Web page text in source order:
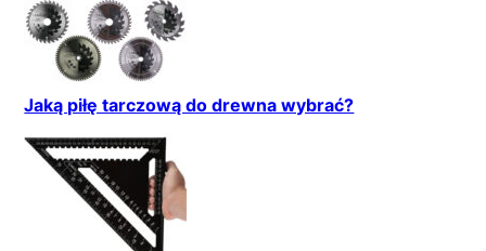
Jaką piłę tarczową do drewna wybrać?